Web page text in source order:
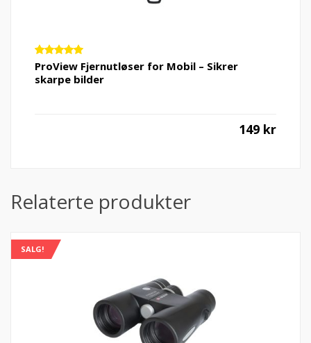
Vurdert
5.00av 5
ProView Fjernutløser for Mobil – Sikrer
skarpe bilder
149 kr
Relaterte produkter
SALG!